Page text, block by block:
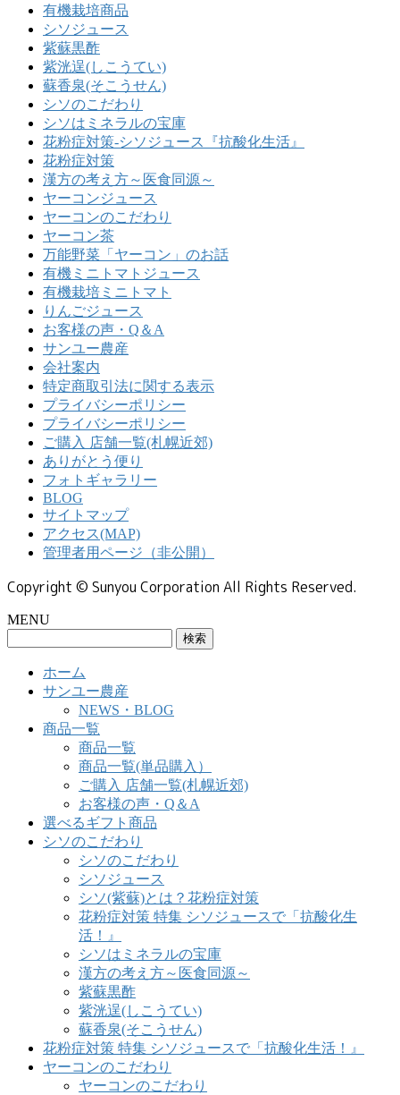
有機栽培商品
シソジュース
紫蘇黒酢
紫洸逞(しこうてい)
蘇香泉(そこうせん)
シソのこだわり
シソはミネラルの宝庫
花粉症対策-シソジュース『抗酸化生活』
花粉症対策
漢方の考え方～医食同源～
ヤーコンジュース
ヤーコンのこだわり
ヤーコン茶
万能野菜「ヤーコン」のお話
有機ミニトマトジュース
有機栽培ミニトマト
りんごジュース
お客様の声・Q＆A
サンユー農産
会社案内
特定商取引法に関する表示
プライバシーポリシー
プライバシーポリシー
ご購入 店舗一覧(札幌近郊)
ありがとう便り
フォトギャラリー
BLOG
サイトマップ
アクセス(MAP)
管理者用ページ（非公開）
Copyright © Sunyou Corporation All Rights Reserved.
MENU
ホーム
サンユー農産
NEWS・BLOG
商品一覧
商品一覧
商品一覧(単品購入）
ご購入 店舗一覧(札幌近郊)
お客様の声・Q＆A
選べるギフト商品
シソのこだわり
シソのこだわり
シソジュース
シソ(紫蘇)とは？花粉症対策
花粉症対策 特集 シソジュースで「抗酸化生
活！』
シソはミネラルの宝庫
漢方の考え方～医食同源～
紫蘇黒酢
紫洸逞(しこうてい)
蘇香泉(そこうせん)
花粉症対策 特集 シソジュースで「抗酸化生活！』
ヤーコンのこだわり
ヤーコンのこだわり